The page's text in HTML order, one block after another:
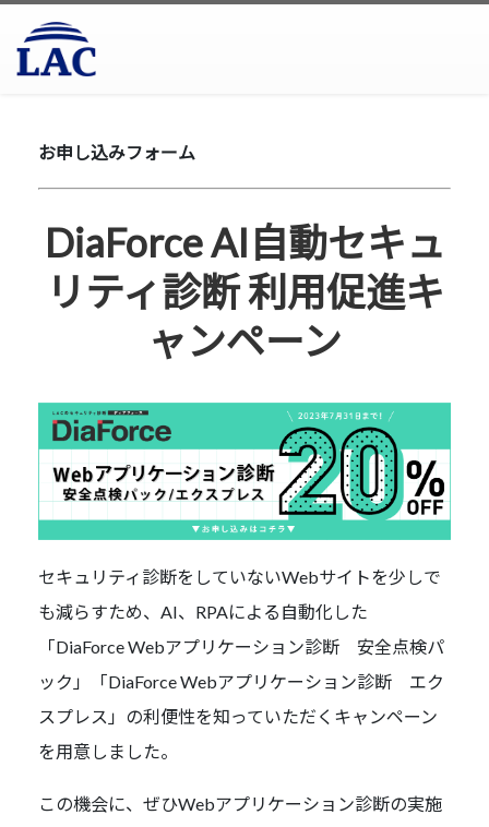
お申し込みフォーム
DiaForce AI自動セキュ
リティ診断 利用促進キ
ャンペーン
セキュリティ診断をしていないWebサイトを少しで
も減らすため、AI、RPAによる自動化した
「DiaForce Webアプリケーション診断 安全点検パ
ック」「DiaForce Webアプリケーション診断 エク
スプレス」の利便性を知っていただくキャンペーン
を用意しました。
この機会に、ぜひWebアプリケーション診断の実施